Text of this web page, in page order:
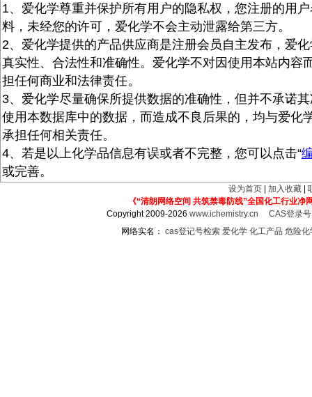
1、爱化学尊重并保护所有用户的隐私权，您注册的用
料，未经您的许可，爱化学不会主动泄露给第三方。
2、爱化学提供的产品供应商是注册会员自主发布，爱
真实性、合法性和准确性。爱化学不对因使用本站内容
担任何商业和法律责任。
3、爱化学尽量确保所提供数据的准确性，但并不承诺
使用本数据库中的数据，而造成不良后果的，均与爱化
承担任何相关责任。
4、若是以上化学品信息有误或者不完整，您可以点击“
或完善。
设为首页 加入收藏
《“清朗网络空间 共筑禁毒防线”全国化工行业净
Copyright 2009-2026www.ichemistry.cn
CAS登录
网络实名： cas登记号检索 爱化学 化工产品 危险化